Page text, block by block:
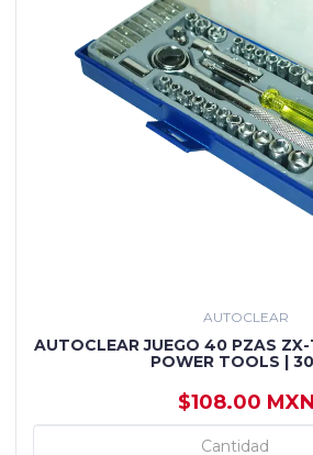
AUTOCLEAR
AUTOCLEAR JUEGO 40 PZAS
POWER TOOLS |
$108.00 MXN
+ AGREGAR